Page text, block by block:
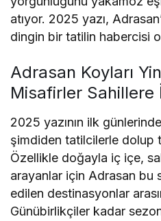
atıyor. 2025 yazı,
dingin bir tatilin habercisi
Adrasan Koyları
Misafirler Sahillere
2025 yazının ilk
şimdiden tatilcilerle dolup
Özellikle doğayla iç içe,
arayanlar için Adrasan bu
edilen destinasyonlar
Günübirlikçiler kadar